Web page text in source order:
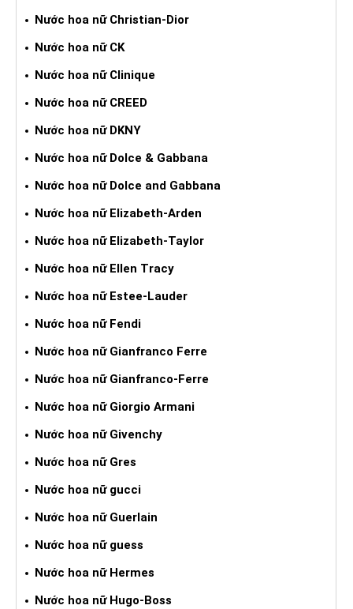
Nước hoa nữ Christian-Dior
Nước hoa nữ CK
Nước hoa nữ Clinique
Nước hoa nữ CREED
Nước hoa nữ DKNY
Nước hoa nữ Dolce & Gabbana
Nước hoa nữ Dolce and Gabbana
Nước hoa nữ Elizabeth-Arden
Nước hoa nữ Elizabeth-Taylor
Nước hoa nữ Ellen Tracy
Nước hoa nữ Estee-Lauder
Nước hoa nữ Fendi
Nước hoa nữ Gianfranco Ferre
Nước hoa nữ Gianfranco-Ferre
Nước hoa nữ Giorgio Armani
Nước hoa nữ Givenchy
Nước hoa nữ Gres
Nước hoa nữ gucci
Nước hoa nữ Guerlain
Nước hoa nữ guess
Nước hoa nữ Hermes
Nước hoa nữ Hugo-Boss